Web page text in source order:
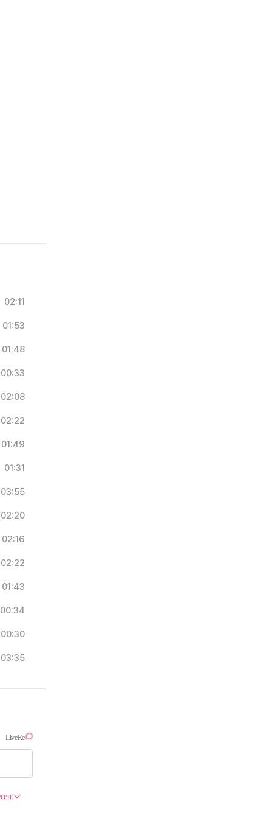
02:11
01:53
01:48
00:33
02:08
02:22
01:49
01:31
03:55
02:20
02:16
02:22
01:43
00:34
00:30
03:35